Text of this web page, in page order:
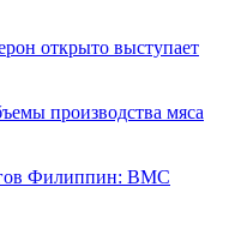
открыто выступает
производства мяса
Филиппин: ВМС